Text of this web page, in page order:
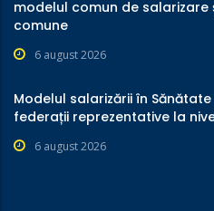
modelul comun de
comune
6 august 2026
Modelul salarizării în
federații reprezentative la
6 august 2026